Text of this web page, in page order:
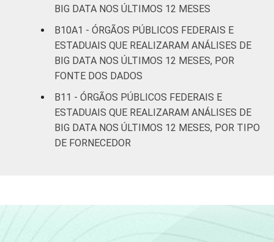
BIG DATA NOS ÚLTIMOS 12 MESES
B10A1 - ÓRGÃOS PÚBLICOS FEDERAIS E
ESTADUAIS QUE REALIZARAM ANÁLISES DE
BIG DATA NOS ÚLTIMOS 12 MESES, POR
FONTE DOS DADOS
B11 - ÓRGÃOS PÚBLICOS FEDERAIS E
ESTADUAIS QUE REALIZARAM ANÁLISES DE
BIG DATA NOS ÚLTIMOS 12 MESES, POR TIPO
DE FORNECEDOR